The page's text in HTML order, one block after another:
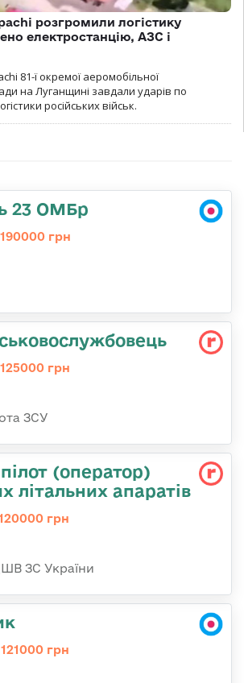
розгромили логістику
електростанцію, АЗС і
81-ї окремої аеромобільної
на Луганщині завдали ударів по
російських військ.
23 ОМБр
грн
грн
ЗСУ
(оператор)
літальних апаратів
грн
ЗС України
грн